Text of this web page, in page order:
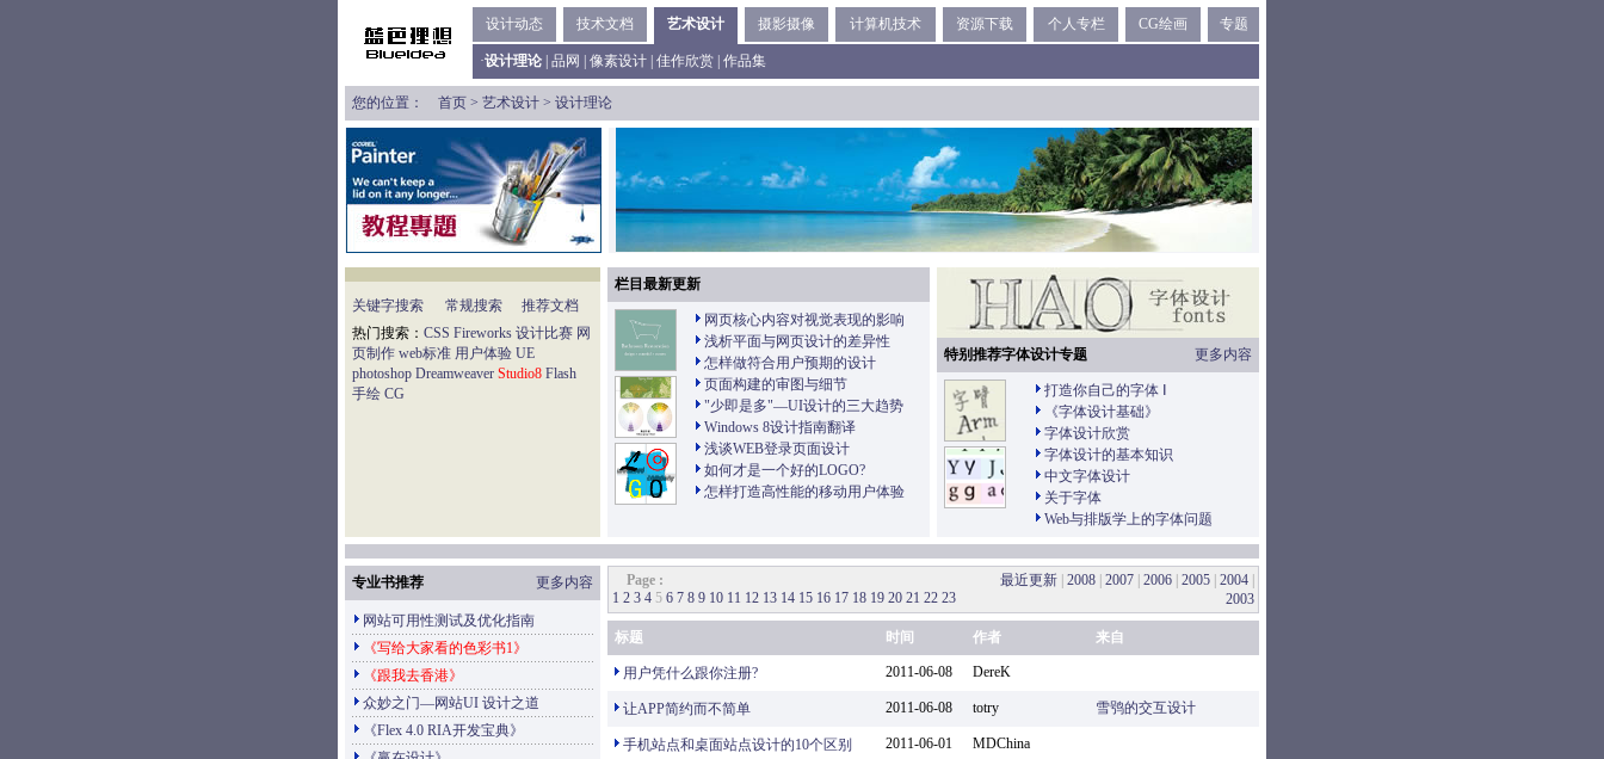
设计动态 技术文档 艺术设计 摄影摄像 计算机技术 资源下载 个人专栏 CG绘画 专题
·设计理论 品网 像素设计 佳作欣赏 作品集
您的位置： 首页 > 艺术设计 > 设计理论
关键字搜索 常规搜索
推荐文档
热门搜索： CSS Fireworks 设计比赛 网
页制作 web标准 用户体验 UE
photoshop Dreamweaver Studio8 Flash
手绘 CG
栏目最新更新
网页核心内容对视觉表现的影响
浅析平面与网页设计的差异性
怎样做符合用户预期的设计
页面构建的审图与细节
"少即是多"—UI设计的三大趋势
Windows 8设计指南翻译
浅谈WEB登录页面设计
如何才是一个好的LOGO?
怎样打造高性能的移动用户体验
特别推荐字体设计专题 更多内容
打造你自己的字体 Ⅰ
《字体设计基础》
字体设计欣赏
字体设计的基本知识
中文字体设计
关于字体
Web与排版学上的字体问题
专业书推荐 更多内容
网站可用性测试及优化指南
《写给大家看的色彩书1》
《跟我去香港》
众妙之门—网站UI 设计之道
《Flex 4.0 RIA开发宝典》
Page :
1 2 3 4 5 6 7 8 9 10 11 12 13 14 15 16 17 18 19 20 21 22 23
最近更新 2008 2007 2006 2005 2004
2003
标题 时间 作者 来自
用户凭什么跟你注册? 2011-06-08 DereK
让APP简约而不简单 2011-06-08 totry 雪鸮的交互设计
手机站点和桌面站点设计的10个区别 2011-06-01 MDChina